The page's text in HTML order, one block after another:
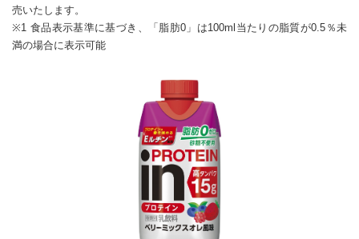
売いたします。
※1 食品表示基準に基づき、「脂肪0」は100ml当たりの脂質が0.5％未
満の場合に表示可能